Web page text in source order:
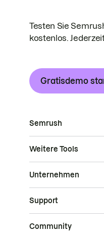
Testen Sie
kostenlos.
Gratisdemo
Semrush
Weitere Tools
Unternehmen
Support
Community